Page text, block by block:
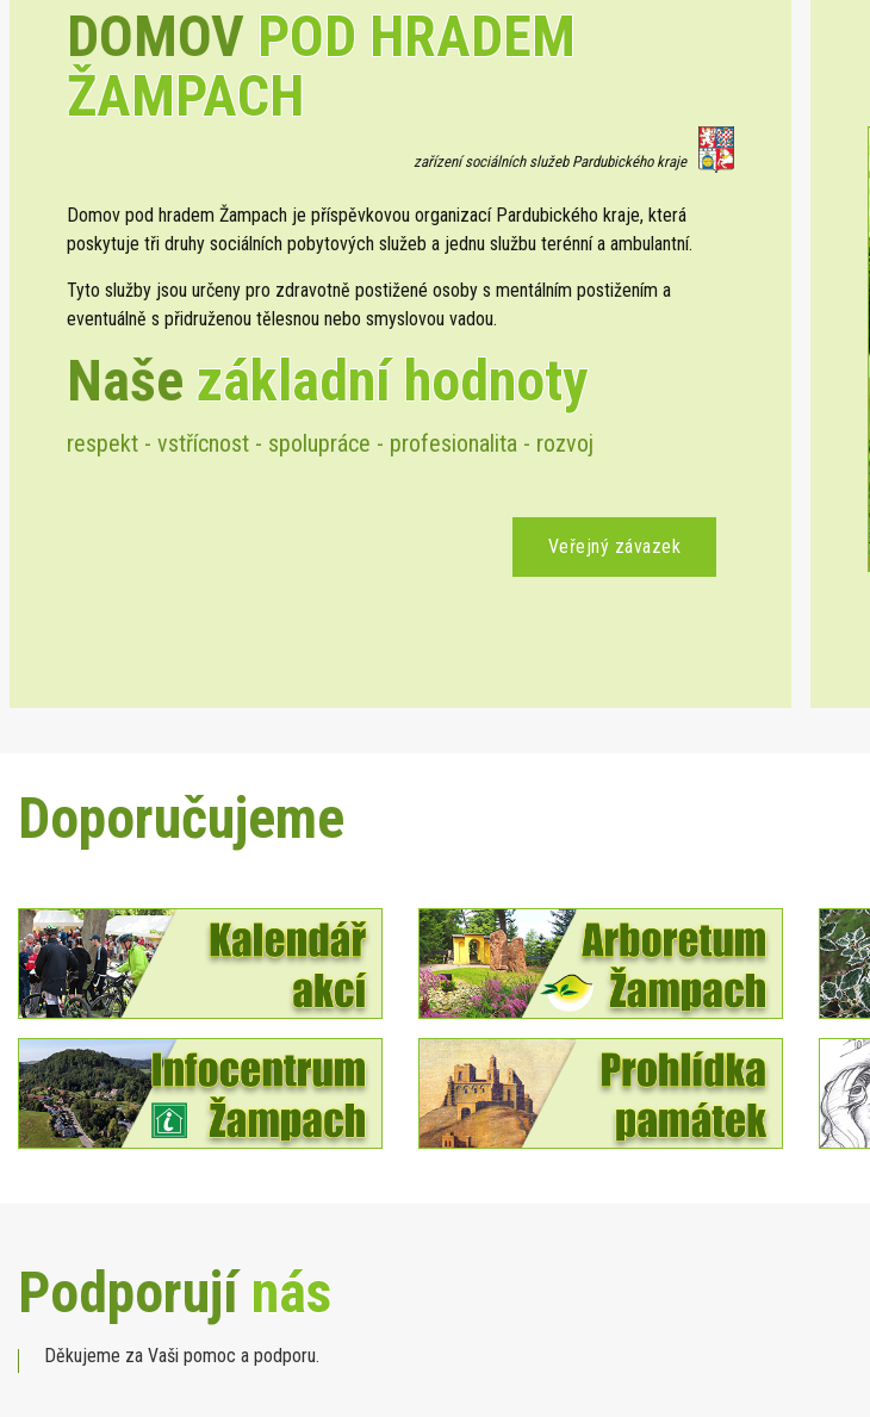
DOMOV POD HRADEM
ŽAMPACH
zařízení sociálních služeb Pardubického kraje
Domov pod hradem Žampach je příspěvkovou organizací Pardubického kraje, která
poskytuje tři druhy sociálních pobytových služeb a jednu službu terénní a ambulantní.
Tyto služby jsou určeny pro zdravotně postižené osoby s mentálním postižením a
eventuálně s přidruženou tělesnou nebo smyslovou vadou.
Naše základní hodnoty
respekt - vstřícnost - spolupráce - profesionalita - rozvoj
Veřejný závazek
Doporučujeme
Podporujínás
Děkujeme za Vaši pomoc a podporu.